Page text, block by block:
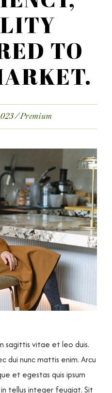
TO
Premium
sagittis vitae et leo duis.
dui nunc mattis enim. Arcu
et egestas quis ipsum
in tellus integer feugiat. Sit